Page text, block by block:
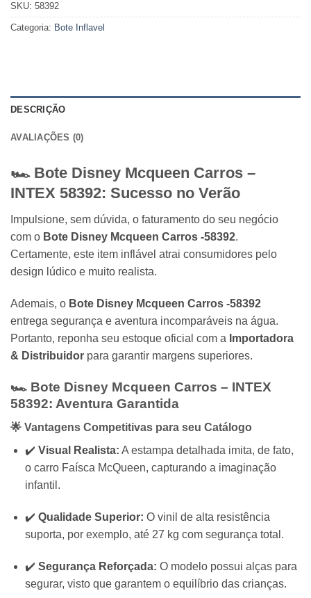
SKU: 58392
Categoria: Bote Inflavel
DESCRIÇÃO
AVALIAÇÕES (0)
🏎️ Bote Disney Mcqueen Carros –
INTEX 58392: Sucesso no Verão
Impulsione, sem dúvida, o faturamento do seu negócio
com o Bote Disney Mcqueen Carros -58392.
Certamente, este item inflável atrai consumidores pelo
design lúdico e muito realista.
Ademais, o Bote Disney Mcqueen Carros -58392
entrega segurança e aventura incomparáveis na água.
Portanto, reponha seu estoque oficial com a Importadora
& Distribuidor para garantir margens superiores.
🏎️ Bote Disney Mcqueen Carros – INTEX
58392: Aventura Garantida
🌟 Vantagens Competitivas para seu Catálogo
✔️ Visual Realista: A estampa detalhada imita, de fato,
o carro Faísca McQueen, capturando a imaginação
infantil.
✔️ Qualidade Superior: O vinil de alta resistência
suporta, por exemplo, até 27 kg com segurança total.
✔️ Segurança Reforçada: O modelo possui alças para
segurar, visto que garantem o equilíbrio das crianças.